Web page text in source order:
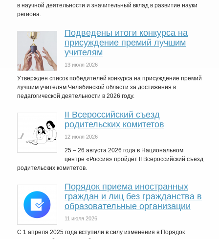
в научной деятельности и значительный вклад в развитие науки
региона.
Подведены итоги конкурса на
присуждение премий лучшим
учителям
13 июля 2026
Утвержден список победителей конкурса на присуждение премий
лучшим учителям Челябинской области за достижения в
педагогической деятельности в 2026 году.
II Всероссийский съезд
родительских комитетов
12 июля 2026
25 – 26 августа 2026 года в Национальном
центре «Россия» пройдёт II Всероссийский съезд
родительских комитетов.
Порядок приема иностранных
граждан и лиц без гражданства в
образовательные организации
11 июля 2026
С 1 апреля 2025 года вступили в силу изменения в Порядок